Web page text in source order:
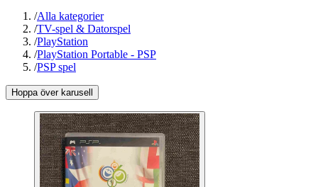
/Alla kategorier
/TV-spel & Datorspel
/PlayStation
/PlayStation Portable - PSP
/PSP spel
Hoppa över karusell